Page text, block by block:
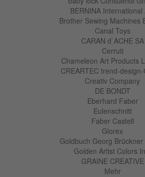
BERNINA International
Brother Sewing Machines
Canal Toys
CARAN d`ACHE SA
Cerruti
Chameleon Art Products
CREARTEC trend-
Creativ Company
DE BONDT
Eberhard Faber
Eulenschnitt
Faber Castell
Glorex
Goldbuch Georg Brückner
Golden Artist Colors
GRAINE CREATIVE
Mehr